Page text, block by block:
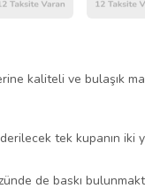
kaliteli ve bulaşık
tek kupanın iki
de baskı